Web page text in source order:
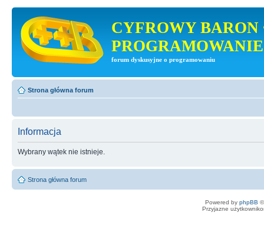
CYFROWY BARON
PROGRAMOWANIE
forum dyskusyjne o programowaniu
Strona główna forum
Informacja
Wybrany wątek nie istnieje.
Strona główna forum
Powered by phpBB
Przyjazne